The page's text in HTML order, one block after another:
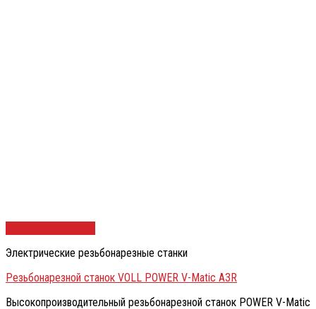
Электрические резьбонарезные станки
Резьбонарезной станок VOLL POWER V-Matic A3R
Высокопроизводительный резьбонарезной станок POWER V-Matic